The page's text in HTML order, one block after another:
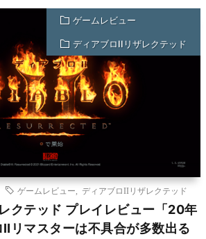
ゲームレビュー
ディアブロIIリザレクテッド
ゲームレビュー ディアブロIIリザレクテッド
クテッド プレイレビュー「20年
リマスターは不具合が多数出る